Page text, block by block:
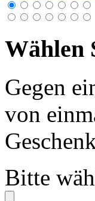
Wählen
Gegen
von
Bitte